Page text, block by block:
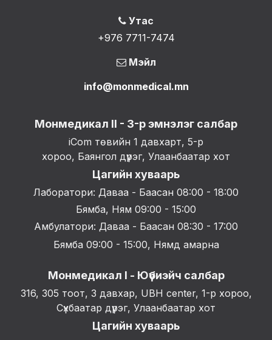
Утас
+976 7711-7474
Мэйл
info@monmedical.mn
Монмедикал II - 3-р эмнэлэг салбар
iCom төвийн 1 давхарт, 5-р
хороо, Баянгол дүүрэг, Улаанбаатар хот
Цагийн хуваарь
Лаборатори: Даваа - Баасан 08:00 - 18:00
Бямба, Ням 09:00 - 15:00
Амбулатори: Даваа - Баасан 08:30 - 17:00
Бямба 09:00 - 15:00, Нямд амарна
Монмедикал I - Юүбиэйч салбар
316, 305 тоот, 3 давхар, UBH center, 1-р хороо,
Сүхбаатар дүүрэг, Улаанбаатар хот
Цагийн хуваарь